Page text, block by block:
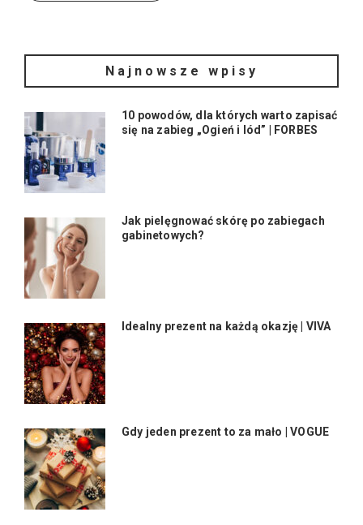
Najnowsze wpisy
10 powodów, dla których warto zapisać
się na zabieg „Ogień i lód” | FORBES
Jak pielęgnować skórę po zabiegach
gabinetowych?
Idealny prezent na każdą okazję | VIVA
Gdy jeden prezent to za mało | VOGUE